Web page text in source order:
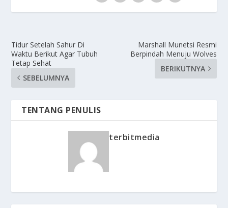
Tidur Setelah Sahur Di
Waktu Berikut Agar Tubuh
Tetap Sehat
SEBELUMNYA
Marshall Munetsi Resmi
Berpindah Menuju Wolves
BERIKUTNYA
TENTANG PENULIS
terbitmedia